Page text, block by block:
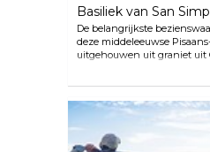
Basiliek van San
De belangrijkste
deze middeleeuwse
uitgehouwen uit graniet uit
bevinden zich twee 13e-
grootste festival, wordt